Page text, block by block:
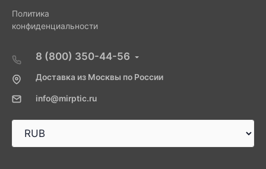
Политика
конфиденциальности
8 (800) 350-44-56
Доставка из Москвы по России
info@mirptic.ru